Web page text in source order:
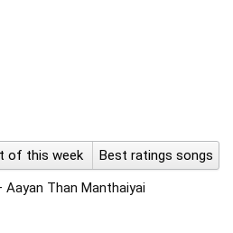
of this week
Best ratings songs
Than Manthaiyai